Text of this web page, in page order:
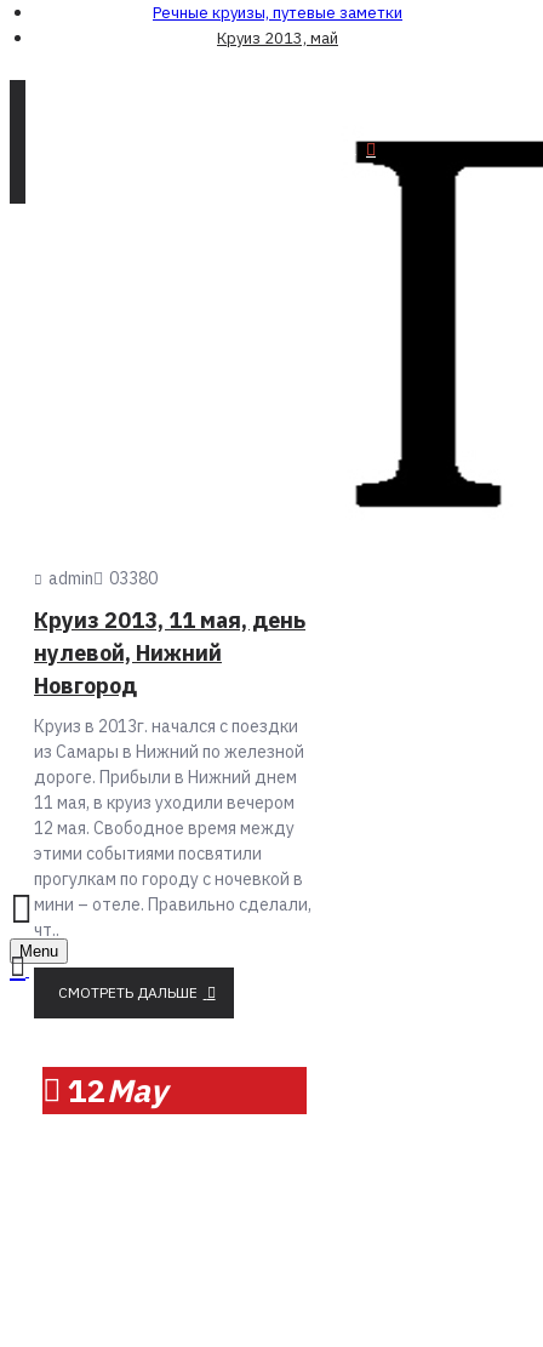
Menu
Речные круизы, путевые заметки
Круиз 2013, май
Круиз 2013, май
admin 03380
Круиз 2013, 11 мая, день
нулевой, Нижний
Новгород
Круиз в 2013г. начался с поездки
из Самары в Нижний по железной
дороге. Прибыли в Нижний днем
11 мая, в круиз уходили вечером
12 мая. Свободное время между
этими событиями посвятили
прогулкам по городу с ночевкой в
мини – отеле. Правильно сделали,
чт..
СМОТРЕТЬ ДАЛЬШЕ
12May